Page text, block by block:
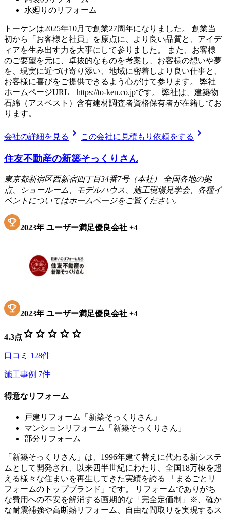
水廻りのリフォーム
トーケンは2025年10月で創業27周年になりました。 創業当
初から「お客様と社員」を原点に、より良い品質と、アイデ
ィアを生み出す力を大事にして参りました。 また、お客様
のご要望を元に、卓抜的なものを考案し、お客様の想いや夢
を、現実に近づけ寄り添い、地域に密着しより良い仕事と、
お客様に喜びをご提供できるよう心がけて参ります。 弊社
ホームページURL https://to-ken.co.jpです。 弊社は、建築物
石綿（アスベスト）含有建材調査者資格保有者が在籍してお
ります。
会社の詳細を見る chevron_right この会社に見積もり依頼をする chevron_right
住友不動産の新築そっくりさん
東京都新宿区西新宿四丁目34番7号（本社） 全国各地の拠
点、ショールーム、モデルハウス、施工現場見学会、各種イ
ベントについてはホームページをご覧ください。
2023年 ユーザー満足優良会社 +4
2023年 ユーザー満足優良会社 +4
4.3点 star star star star star
口コミ 128件
施工事例 7件
得意なリフォーム
戸建リフォーム「新築そっくりさん」
マンションリフォーム「新築そっくりさん」
部分リフォーム
「新築そっくりさん」は、1996年建て替えに代わる新システ
ムとして開発され、以来四半世紀にわたり、全国18万棟を超
える様々な住まいを再生してきた実績を誇る 「まるごとリ
フォームのトップブランド」です。 リフォームでありがち
な費用への不安を解消する画期的な「完全定価制」※、確か
な耐震補強や高断熱リフォーム、自由な間取りを実現するス